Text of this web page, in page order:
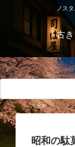
ノス
古
検索
昭和の駄